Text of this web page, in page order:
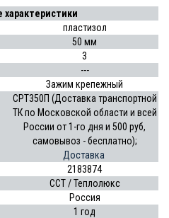
характеристики
пластизол
50 мм
3
---
Зажим крепежный
СРТ350П (Доставка транспортной
ТК по Московской области и всей
России от 1-го дня и 500 руб,
самовывоз - бесплатно);
Доставка
2183874
ССТ / Теплолюкс
Россия
1 год